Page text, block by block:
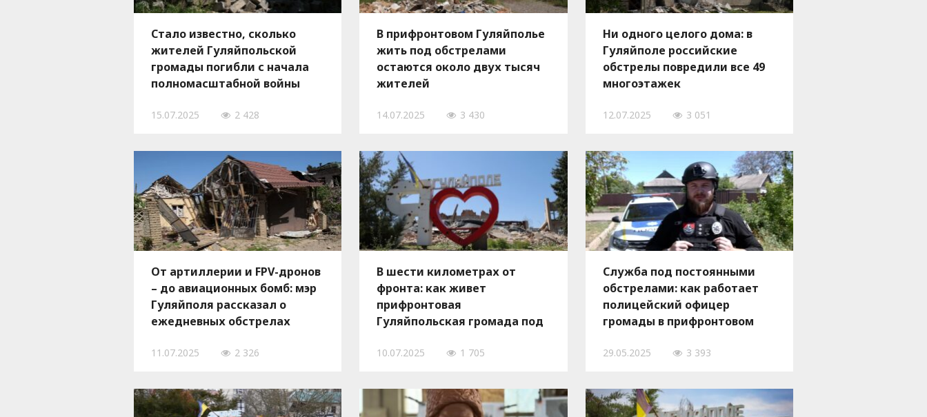
Стало известно, сколько
жителей Гуляйпольской
громады погибли с начала
полномасштабной войны
15.07.2025 2 428
В прифронтовом Гуляйполье
жить под обстрелами
остаются около двух тысяч
жителей
14.07.2025 3 430
Ни одного целого дома: в
Гуляйполе российские
обстрелы повредили все 49
многоэтажек
12.07.2025 3 051
От артиллерии и FPV-дронов
– до авиационных бомб: мэр
Гуляйполя рассказал о
ежедневных обстрелах
11.07.2025 2 326
В шести километрах от
фронта: как живет
прифронтовая
Гуляйпольская громада под
(ИНТЕРВЬЮ)
10.07.2025 1 705
Служба под постоянными
обстрелами: как работает
полицейский офицер
громады в прифронтовом
области, — ВИДЕО
29.05.2025 3 393